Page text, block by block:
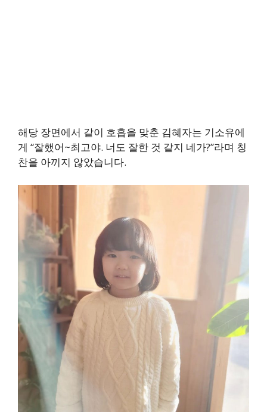
해당 장면에서 같이 호흡을 맞춘 김혜자는 기소유에
게 “잘했어~최고야. 너도 잘한 것 같지 네가?”라며 칭
찬을 아끼지 않았습니다.